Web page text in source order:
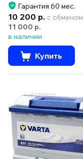
Гарантия 60 мес.
10 200 р. с обменом
11 000 р.
в наличии
Купить